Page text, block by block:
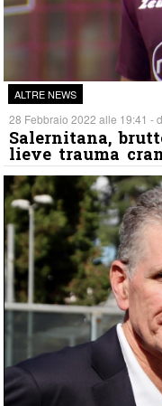
ALTRE NEWS
28 Febbraio 2022 alle 19:41 -
Salernitana,
lieve trauma